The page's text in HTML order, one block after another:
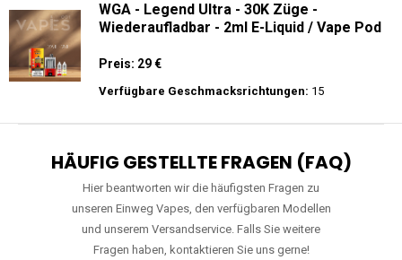
WGA - Legend Ultra - 30K Züge -
Wiederaufladbar - 2ml E-Liquid / Vape Pod
Preis: 29 €
Verfügbare Geschmacksrichtungen: 15
HÄUFIG GESTELLTE FRAGEN (FAQ)
Hier beantworten wir die häufigsten Fragen zu
unseren Einweg Vapes, den verfügbaren Modellen
und unserem Versandservice. Falls Sie weitere
Fragen haben, kontaktieren Sie uns gerne!